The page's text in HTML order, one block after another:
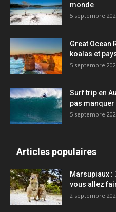
monde
5 septembre
Great Ocean
koalas et
5 septembre
Surf trip en
pas manquer
5 septembre
Articles populaires
Marsupiaux
vous allez
2 septembre